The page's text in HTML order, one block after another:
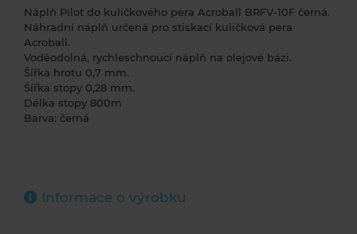
Náplň Pilot do kuličkového pera Acroball BRFV-10F černá.
Náhradní náplň určená pro stiskací kuličková pera
Acroball.
Voděodolná, rychleschnoucí náplň na olejové bázi.
Šířka hrotu 0,7 mm.
Šířka stopy 0,28 mm.
Délka stopy 800m
Barva: černá
Informace o výrobku